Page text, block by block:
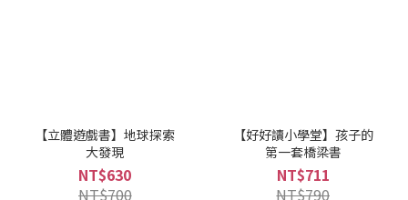
【立體遊戲書】地球探索
大發現
NT$630
NT$700
【好好讀小學堂】孩子的
第一套橋梁書
NT$711
NT$790